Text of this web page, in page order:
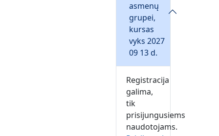
asmenų
grupei,
kursas
vyks 2027
09 13 d.
Registracija
galima,
tik
prisijungusiems
naudotojams.